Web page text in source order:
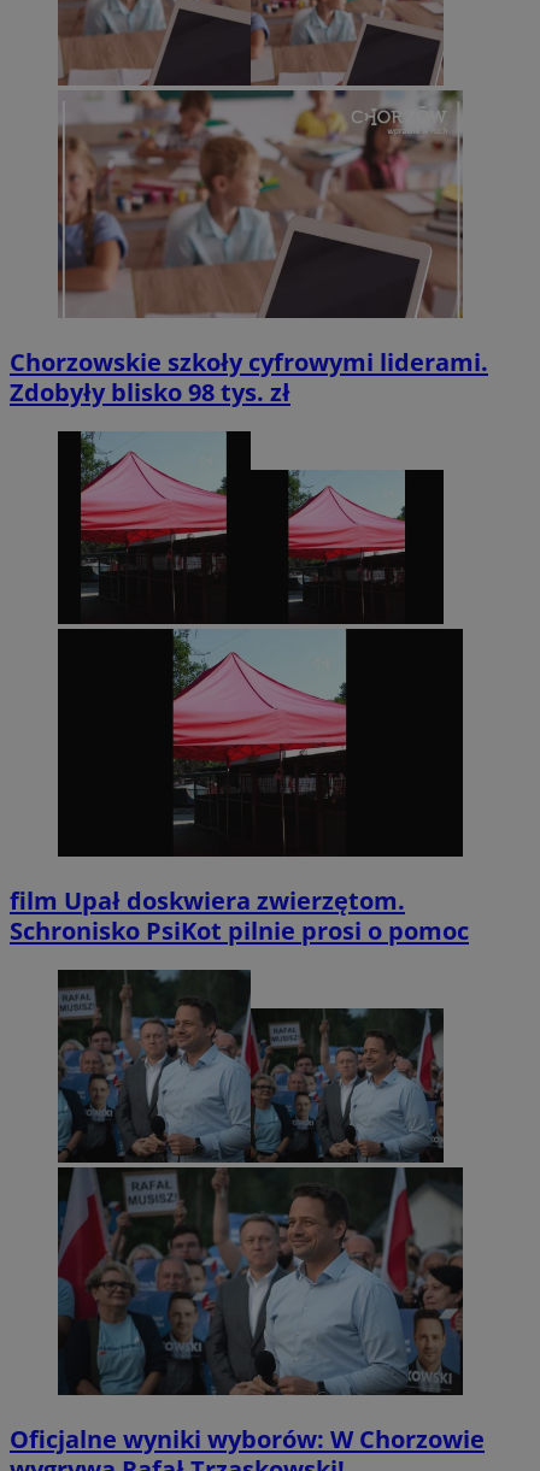
Chorzowskie szkoły cyfrowymi liderami.
Zdobyły blisko 98 tys. zł
film Upał doskwiera zwierzętom.
Schronisko PsiKot pilnie prosi o pomoc
Oficjalne wyniki wyborów: W Chorzowie